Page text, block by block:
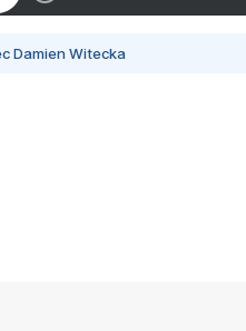
Damien Witecka